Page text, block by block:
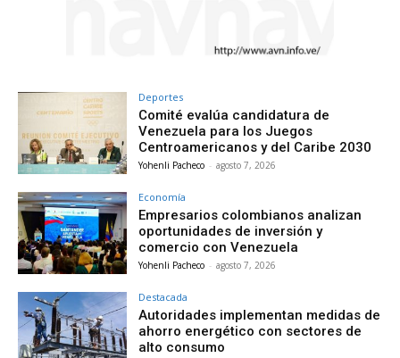
Deportes
Comité evalúa candidatura de
Venezuela para los Juegos
Centroamericanos y del Caribe 2030
Yohenli Pacheco - agosto 7, 2026
Economía
Empresarios colombianos analizan
oportunidades de inversión y
comercio con Venezuela
Yohenli Pacheco - agosto 7, 2026
Destacada
Autoridades implementan medidas de
ahorro energético con sectores de
alto consumo